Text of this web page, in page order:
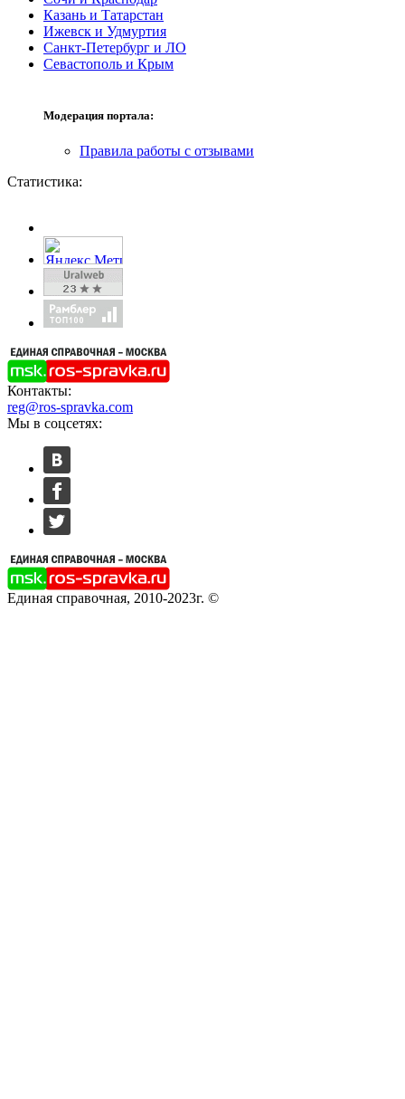
Казань и Татарстан
Ижевск и Удмуртия
Санкт-Петербург и ЛО
Севастополь и Крым
Модерация портала:
Правила работы с отзывами
Статистика:
Контакты:
reg@ros-spravka.com
Мы в соцсетях:
Единая справочная, 2010-2023г. ©